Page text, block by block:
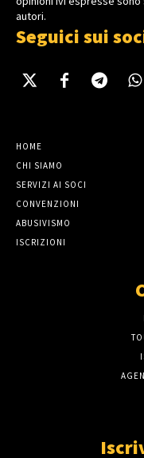
autori.
Seguici sui
HOME
CHI SIAMO
SERVIZI AI SOCI
CONVENZIONI
ABUSIVISMO
ISCRIZIONI